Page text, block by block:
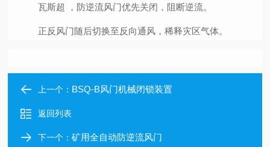
瓦斯超 ，防逆流风门优先关闭，阻断逆流。
正反风门随后切换至反向通风，稀释灾区气体。
上一个： BSQ-B风门机械闭锁装置
返回列表
下一个：矿用全自动防逆流风门